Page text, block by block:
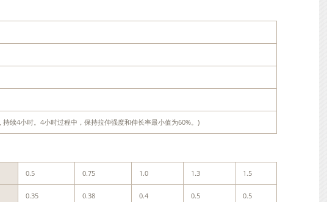
持续4小时。4小时过程中，保持拉伸强度和伸长率最小值为60%。)
0.5 0.75 1.0 1.3 1.5
0.35 0.38 0.4 0.5 0.5